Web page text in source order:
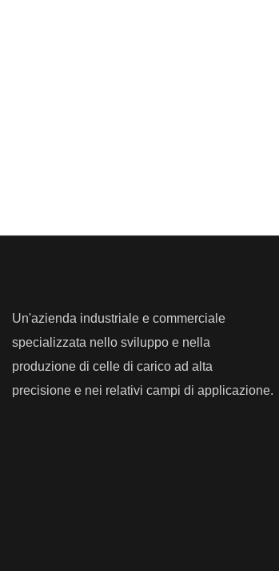
Un'azienda industriale e commerciale
specializzata nello sviluppo e nella
produzione di celle di carico ad alta
precisione e nei relativi campi di applicazione.